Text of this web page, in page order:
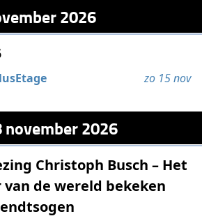
2026
zo 15 nov
2026
Christoph Busch – Het
de wereld bekeken